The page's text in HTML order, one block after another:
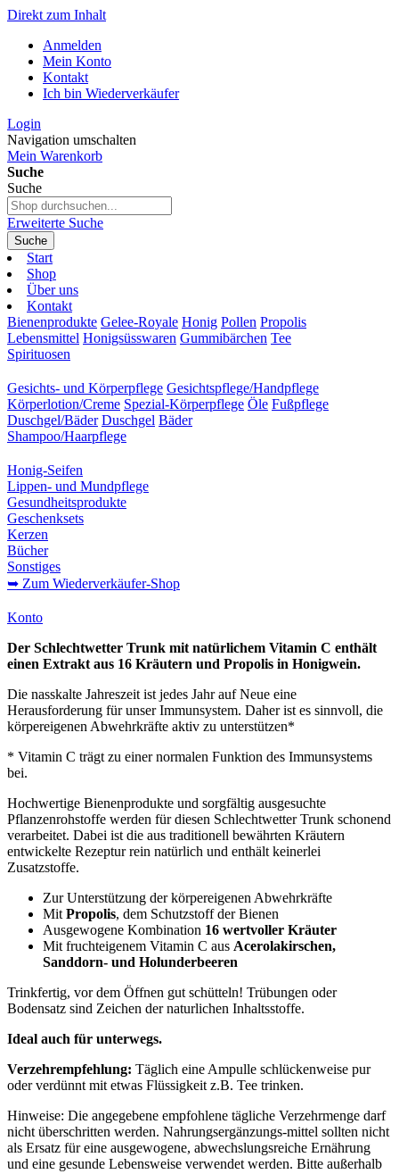
Direkt zum Inhalt
Anmelden
Mein Konto
Kontakt
Ich bin Wiederverkäufer
Login
Navigation umschalten
Mein Warenkorb
Suche
Suche
Erweiterte Suche
Suche
Start
Shop
Über uns
Kontakt
Bienenprodukte Gelee-Royale Honig Pollen Propolis
Lebensmittel Honigsüsswaren Gummibärchen Tee
Spirituosen
Gesichts- und Körperpflege Gesichtspflege/Handpflege
Körperlotion/Creme Spezial-Körperpflege Öle Fußpflege
Duschgel/Bäder Duschgel Bäder
Shampoo/Haarpflege
Honig-Seifen
Lippen- und Mundpflege
Gesundheitsprodukte
Geschenksets
Kerzen
Bücher
Sonstiges
➥ Zum Wiederverkäufer-Shop
Konto
Der Schlechtwetter Trunk mit natürlichem Vitamin C enthält
einen Extrakt aus 16 Kräutern und Propolis in Honigwein.
Die nasskalte Jahreszeit ist jedes Jahr auf Neue eine
Herausforderung für unser Immunsystem. Daher ist es sinnvoll, die
körpereigenen Abwehrkräfte aktiv zu unterstützen*
* Vitamin C trägt zu einer normalen Funktion des Immunsystems
bei.
Hochwertige Bienenprodukte und sorgfältig ausgesuchte
Pflanzenrohstoffe werden für diesen Schlechtwetter Trunk schonend
verarbeitet. Dabei ist die aus traditionell bewährten Kräutern
entwickelte Rezeptur rein natürlich und enthält keinerlei
Zusatzstoffe.
Zur Unterstützung der körpereigenen Abwehrkräfte
Mit Propolis, dem Schutzstoff der Bienen
Ausgewogene Kombination 16 wertvoller Kräuter
Mit fruchteigenem Vitamin C aus Acerolakirschen,
Sanddorn- und Holunderbeeren
Trinkfertig, vor dem Öffnen gut schütteln! Trübungen oder
Bodensatz sind Zeichen der naturlichen Inhaltsstoffe.
Ideal auch für unterwegs.
Verzehrempfehlung: Täglich eine Ampulle schlückenweise pur
oder verdünnt mit etwas Flüssigkeit z.B. Tee trinken.
Hinweise: Die angegebene empfohlene tägliche Verzehrmenge darf
nicht überschritten werden. Nahrungsergänzungs-mittel sollten nicht
als Ersatz für eine ausgewogene, abwechslungsreiche Ernährung
und eine gesunde Lebensweise verwendet werden. Bitte außerhalb